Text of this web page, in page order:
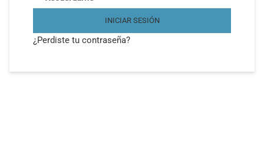
INICIAR SESIÓN
¿Perdiste tu contraseña?